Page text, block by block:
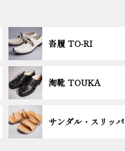
沓履 TO-RI
淘靴 TOUKA
サンダル・スリッパ